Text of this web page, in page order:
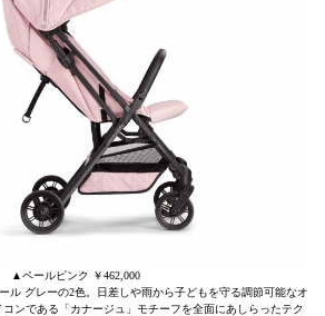
▲ペールピンク ￥462,000
ル グレーの2色。日差しや雨から子どもを守る調節可能なオ
ンである「カナージュ」モチーフを全面にあしらったテク